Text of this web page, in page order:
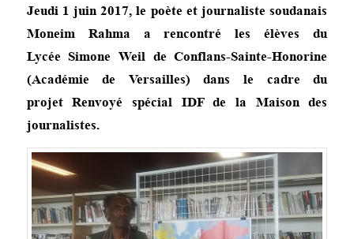
Jeudi 1 juin 2017, le poète et journaliste soudanais
Moneim Rahma a rencontré les élèves du
Lycée Simone Weil de Conflans-Sainte-Honorine
(Académie de Versailles) dans le cadre du
projet Renvoyé spécial
IDF de la Maison des
journalistes.